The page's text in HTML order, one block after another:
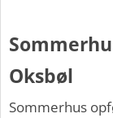
Oksbøl
Sommerhus